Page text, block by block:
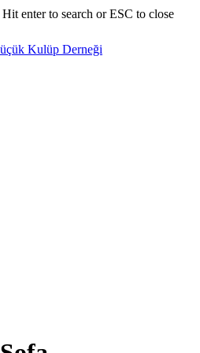
Hit enter to search or ESC to close